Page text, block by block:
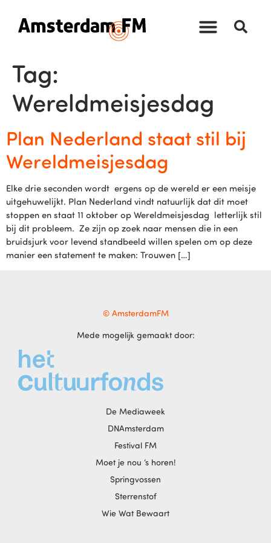
Tag:
Wereldmeisjesdag
Plan Nederland staat stil bij
Wereldmeisjesdag
Elke drie seconden wordt ergens op de wereld er een meisje
uitgehuwelijkt. Plan Nederland vindt natuurlijk dat dit moet
stoppen en staat 11 oktober op Wereldmeisjesdag letterlijk stil
bij dit probleem. Ze zijn op zoek naar mensen die in een
bruidsjurk voor levend standbeeld willen spelen om op deze
manier een statement te maken: Trouwen […]
© AmsterdamFM
Mede mogelijk gemaakt door:
De Mediaweek
DNAmsterdam
Festival FM
Moet je nou ‘s horen!
Springvossen
Sterrenstof
Wie Wat Bewaart